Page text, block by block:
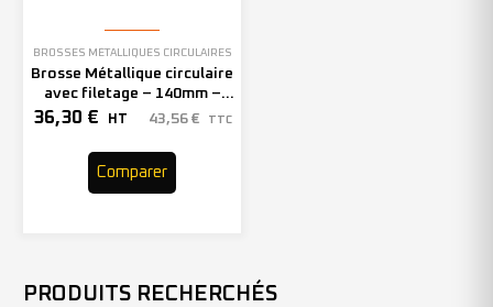
BROSSES MÉTALLIQUES CIRCULAIRES
Brosse Métallique circulaire
avec filetage – 140mm –
Grain 60 – 353120 (x1)
36,30 € HT 43,56 € TTC
Comparer
PRODUITS RECHERCHÉS